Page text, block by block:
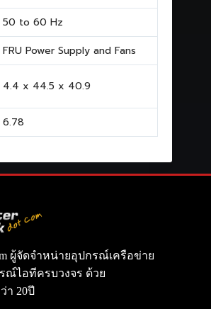
50 to 60 Hz
FRU Power Supply and Fans
4.4 x 44.5 x 40.9
6.78
ผู้จัดจำหน่ายอุปกรณ์เครือข่าย
ณ์ไอทีครบวงจร ด้วย
า 20ปี